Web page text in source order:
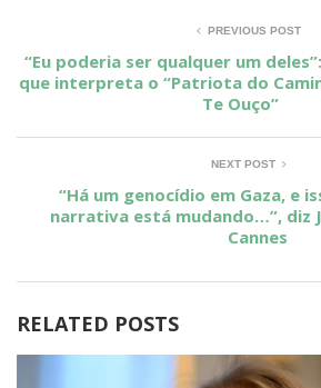
PREVIOUS POST
“Eu poderia ser qualquer um
que interpreta o “Patriota do
Te Ouço”
NEXT POST
“Há um genocídio em Gaza, e
narrativa está mudando…”, diz
Cannes
RELATED POSTS